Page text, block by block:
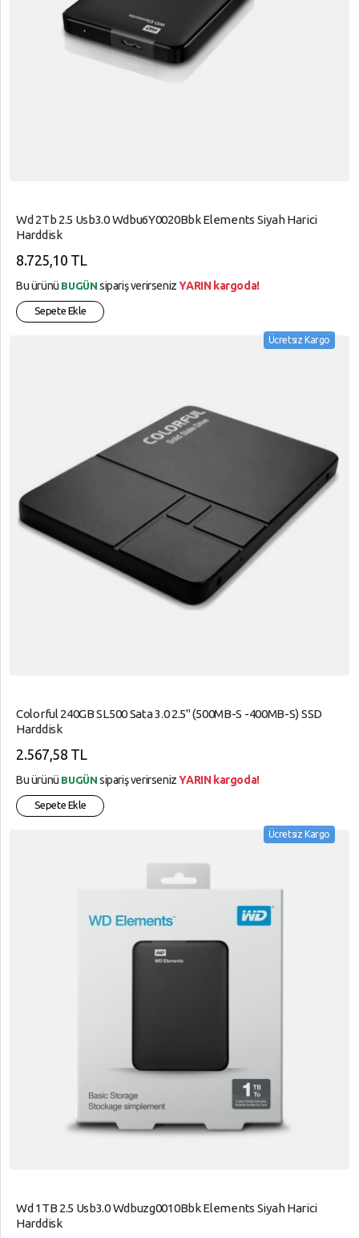
Wd 2Tb 2.5 Usb3.0 Wdbu6Y0020Bbk Elements Siyah Harici
Harddisk
8.725,10 TL
Bu ürünü BUGÜN sipariş verirsenizYARIN kargoda!
Sepete Ekle
Ücretsiz Kargo
Colorful 240GB SL500 Sata 3.0 2.5" (500MB-S -400MB-S) SSD
Harddisk
2.567,58 TL
Bu ürünü BUGÜN sipariş verirsenizYARIN kargoda!
Sepete Ekle
Ücretsiz Kargo
Wd 1TB 2.5 Usb3.0 Wdbuzg0010Bbk Elements Siyah Harici
Harddisk